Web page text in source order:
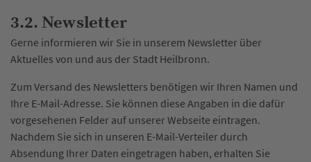
3.2. Newsletter
Gerne informieren wir Sie in unserem Newsletter über
Aktuelles von und aus der Stadt Heilbronn.
Zum Versand des Newsletters benötigen wir Ihren Namen und
Ihre E-Mail-Adresse. Sie können diese Angaben in die dafür
vorgesehenen Felder auf unserer Webseite eintragen.
Nachdem Sie sich in unseren E-Mail-Verteiler durch
Absendung Ihrer Daten eingetragen haben, erhalten Sie